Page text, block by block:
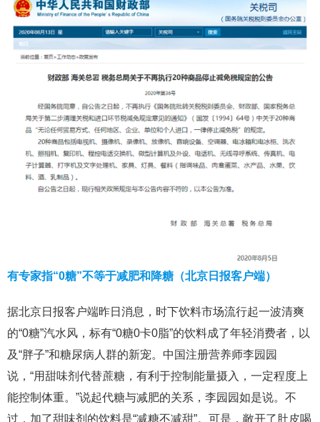
有专家指“0糖”不等于减肥和降糖（北京日报客户端）
据北京日报客户端昨日消息，时下饮料市场流行起一波清爽
的“0糖”汽水风，标有“0糖0卡0脂”的饮料成了年轻消费者，以
及“胖子”和糖尿病人群的新宠。中国注册营养师李园园
说，“用甜味剂代替蔗糖，有利于控制能量摄入，一定程度上
能控制体重。”说起代糖与减肥的关系，李园园如是说。不
过，加了甜味剂的饮料是“减糖不减甜”。可是，敞开了肚皮喝